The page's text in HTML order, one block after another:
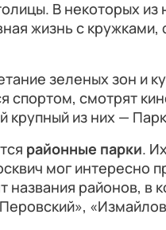
В некоторых из
жизнь с
зеленых зон и
спортом, смотрят
крупный из них —
районные парки.
мог интересно
названия районов, в